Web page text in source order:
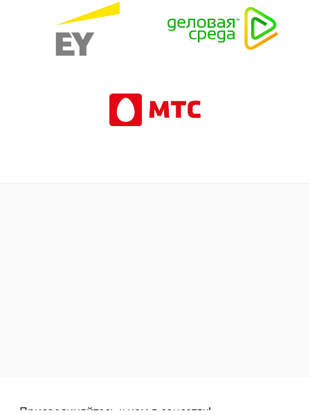
Присоединяйтесь к нам в соцсетях!